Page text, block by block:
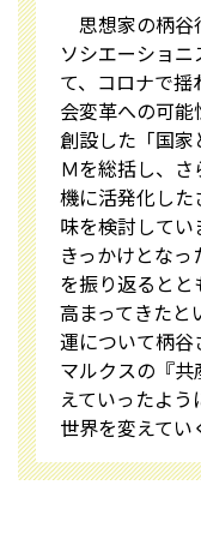
思想家の柄谷
ソシエーショ
て、コロナで
会変革への可
創設した「国
Ｍを総括し、
機に活発化し
味を検討して
きっかけとな
を振り返ると
高まってきたと
運について柄谷
マルクスの『
えていったよ
世界を変えてい